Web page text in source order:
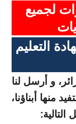
لجميع
التعليم
و أرسل لنا
منها أبناؤنا،